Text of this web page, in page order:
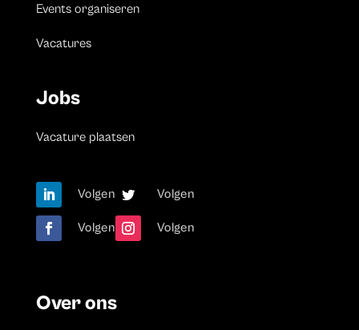
Events organiseren
Vacatures
Jobs
Vacature plaatsen
Volgen Volgen
Volgen Volgen
Over ons